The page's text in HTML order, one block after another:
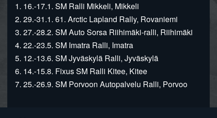
1. 16.-17.1. SM Ralli Mikkeli, Mikkeli
2. 29.-31.1. 61. Arctic Lapland Rally, Rovaniemi
3. 27.-28.2. SM Auto Sorsa Riihimäki-ralli, Riihimäki
4. 22.-23.5. SM Imatra Ralli, Imatra
5. 12.-13.6. SM Jyväskylä Ralli, Jyväskylä
6. 14.-15.8. Fixus SM Ralli Kitee, Kitee
7. 25.-26.9. SM Porvoon Autopalvelu Ralli, Porvoo